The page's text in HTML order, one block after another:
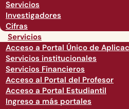
Servicios
Investigadores
Cifras
Servicios
Acceso a Portal Único de
Servicios institucionales
Servicios Financieros
Acceso al Portal del Profesor
Acceso a Portal Estudiantil
Ingreso a más portales